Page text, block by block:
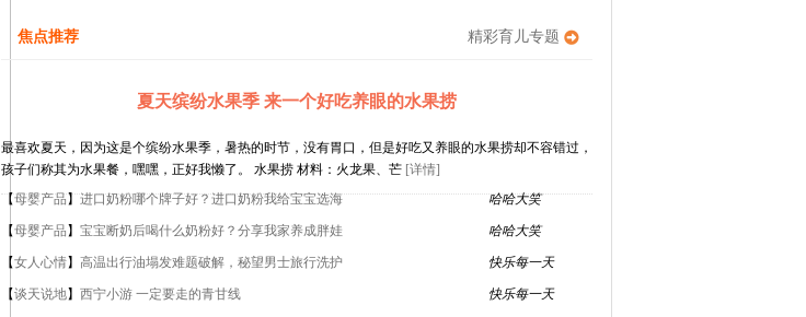
焦点推荐 精彩育儿专题
夏天缤纷水果季 来一个好吃养眼的水果捞
最喜欢夏天，因为这是个缤纷水果季，暑热的时节，没有胃口，但是好吃又养眼的水果捞却不容错过，
孩子们称其为水果餐，嘿嘿，正好我懒了。 水果捞 材料：火龙果、芒 [详情]
【母婴产品】进口奶粉哪个牌子好？进口奶粉我给宝宝选海 哈哈大笑
【母婴产品 】 宝宝断奶后喝什么奶粉好？分享我家养成胖娃 哈哈大笑
【女人心情】 高温出行油塌发难题破解，秘望男士旅行洗护 快乐每一天
【谈天说地】 西宁小游 一定要走的青甘线 快乐每一天